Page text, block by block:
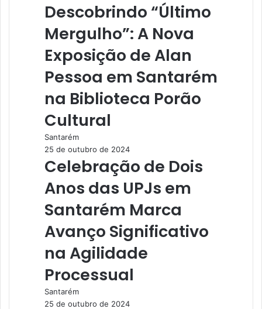
Descobrindo “Último
Mergulho”: A Nova
Exposição de Alan
Pessoa em Santarém
na Biblioteca Porão
Cultural
Santarém
25 de outubro de 2024
Celebração de Dois
Anos das UPJs em
Santarém Marca
Avanço Significativo
na Agilidade
Processual
Santarém
25 de outubro de 2024